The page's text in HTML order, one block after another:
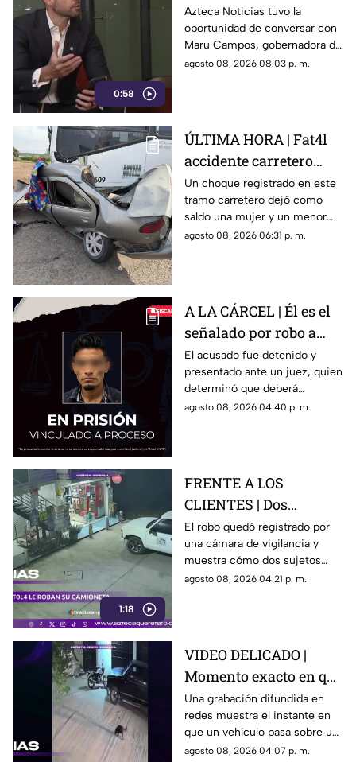
0:58
para la libertad de
expresión
Azteca Noticias tuvo la
oportunidad de conversar con
Maru Campos, gobernadora de
Chihuahua, quien habló sobre
para la libertad de expresión
agosto 08, 2026 08:03 p. m.
ÚLTIMA HORA | Fat4l
accidente carretero
deja una mujer y un
niño mu3rtos en San
Juan del Río
Un choque registrado en este
tramo carretero dejó como
saldo una mujer y un menor
sin vida, además de una
agosto 08, 2026 06:31 p. m.
A LA CÁRCEL | Él es el
señalado por robo a
una casa en Santa Rosa
Jáuregui
El acusado fue detenido y
presentado ante un juez, quien
determinó que deberá
permanecer en prisión
agosto 08, 2026 04:40 p. m.
1:18
FRENTE A LOS
CLIENTES | Dos
hombres enc4ñonan a
conductor y se llevan
su camioneta
El robo quedó registrado por
una cámara de vigilancia y
muestra cómo dos sujetos
obligaron a un conductor y a
agosto 08, 2026 04:21 p. m.
VIDEO DELICADO |
Momento exacto en que
camioneta atropella a
un perro y conductor
escapa
Una grabación difundida en
redes muestra el instante en
que un vehículo pasa sobre un
perro y continúa su camino sin
agosto 08, 2026 04:07 p. m.